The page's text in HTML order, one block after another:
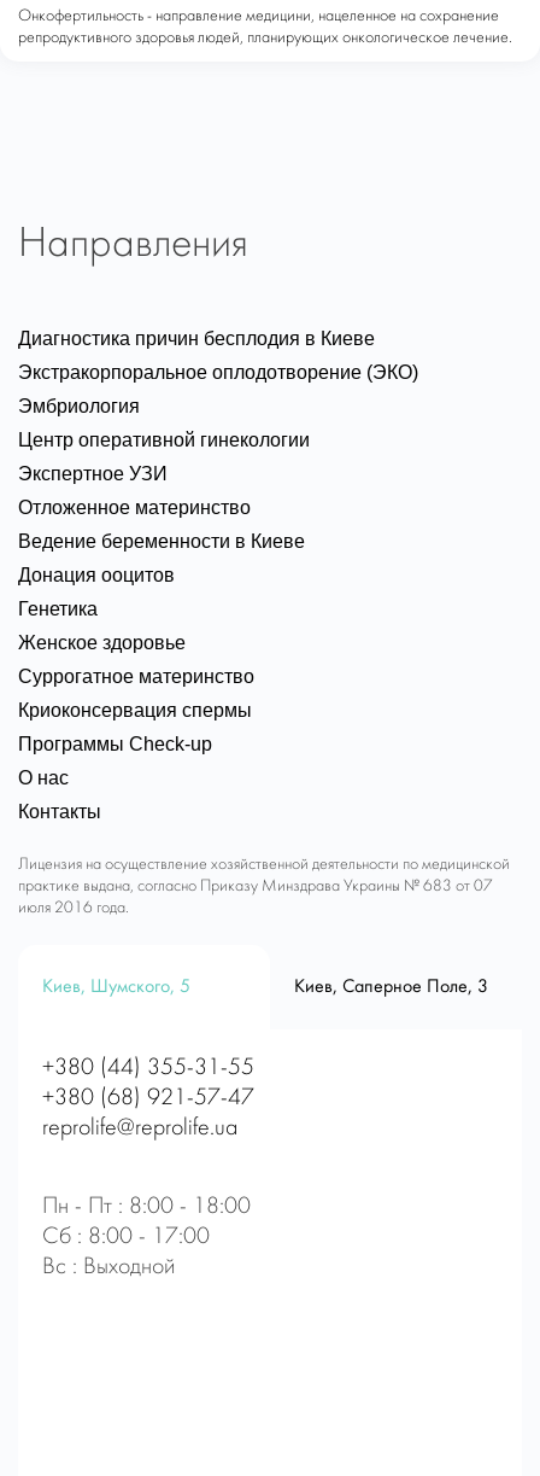
Онкофертильность - направление медицини, нацеленное на сохранение
репродуктивного здоровья людей, планирующих онкологическое лечение.
Направления
Диагностика причин бесплодия в Киеве
Экстракорпоральное оплодотворение (ЭКО)
Эмбриология
Центр оперативной гинекологии
Экспертное УЗИ
Отложенное материнство
Ведение беременности в Киеве
Донация ооцитов
Генетика
Женское здоровье
Суррогатное материнство
Криоконсервация спермы
Программы Check-up
О нас
Контакты
Лицензия на осуществление хозяйственной деятельности по медицинской
практике выдана, согласно Приказу Минздрава Украины № 683 от 07
июля 2016 года.
Киев, Шумского, 5 Киев, Саперное Поле, 3
+380 (44) 355-31-55
+380 (68) 921-57-47
reprolife@reprolife.ua
Пн - Пт : 8:00 - 18:00
Сб : 8:00 - 17:00
Вс : Выходной